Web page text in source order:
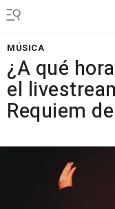
MÚSICA
¿A qué
el
Requiem